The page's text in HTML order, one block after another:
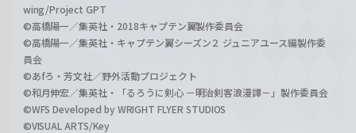
wing/Project GPT
©高橋陽一／集英社・2018キャプテン翼製作委員会
©高橋陽一／集英社・キャプテン翼シーズン２ ジュニアユース編製作委
員会
©あfろ・芳文社／野外活動プロジェクト
©和月伸宏／集英社・「るろうに剣心 －明治剣客浪漫譚－」製作委員会
©WFS Developed by WRIGHT FLYER STUDIOS
©VISUAL ARTS/Key